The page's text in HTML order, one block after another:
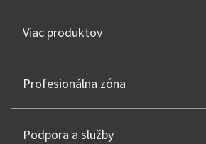
Viac produktov
Profesionálna zóna
Podpora a služby